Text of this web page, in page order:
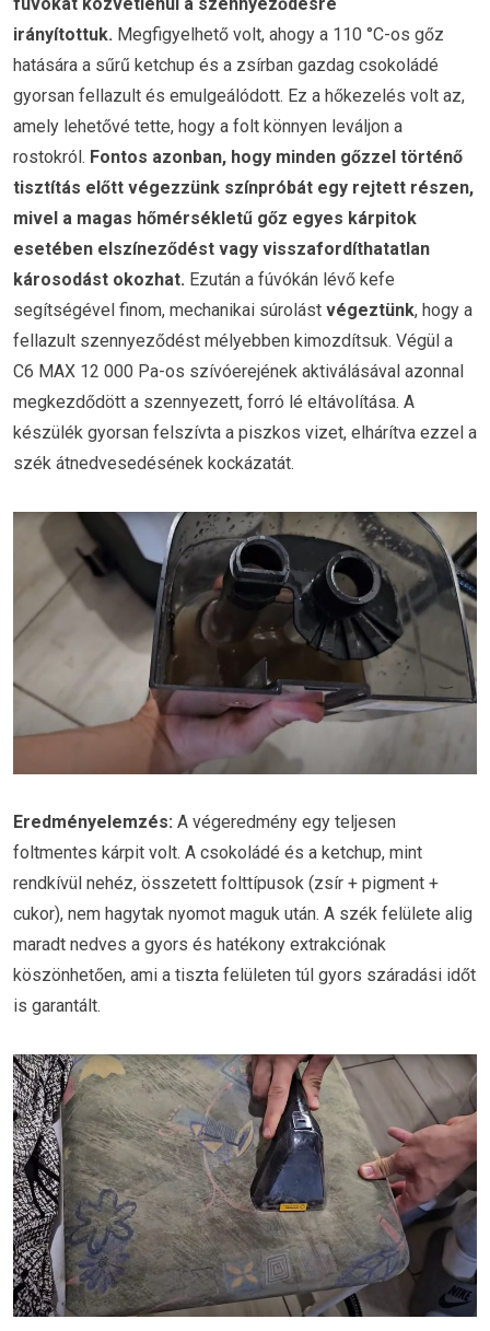
irányítottuk. Megfigyelhető volt, ahogy a 110 °C-os gőz
hatására a sűrű ketchup és a zsírban gazdag csokoládé
gyorsan fellazult és emulgeálódott. Ez a hőkezelés volt az,
amely lehetővé tette, hogy a folt könnyen leváljon a
rostokról. Fontos azonban, hogy minden gőzzel történő
tisztítás előtt végezzünk színpróbát egy rejtett részen,
mivel a magas hőmérsékletű gőz egyes kárpitok
esetében elszíneződést vagy visszafordíthatatlan
károsodást okozhat. Ezután a fúvókán lévő kefe
segítségével finom, mechanikai súrolást végeztünk, hogy a
fellazult szennyeződést mélyebben kimozdítsuk. Végül a
C6 MAX 12 000 Pa-os szívóerejének aktiválásával azonnal
megkezdődött a szennyezett, forró lé eltávolítása. A
készülék gyorsan felszívta a piszkos vizet, elhárítva ezzel a
szék átnedvesedésének kockázatát.
Eredményelemzés: A végeredmény egy teljesen
foltmentes kárpit volt. A csokoládé és a ketchup, mint
rendkívül nehéz, összetett folttípusok (zsír + pigment +
cukor), nem hagytak nyomot maguk után. A szék felülete alig
maradt nedves a gyors és hatékony extrakciónak
köszönhetően, ami a tiszta felületen túl gyors száradási időt
is garantált.